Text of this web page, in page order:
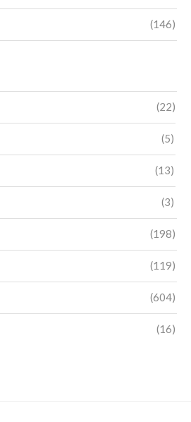
(146)
(22)
(5)
(13)
(3)
(198)
(119)
(604)
(16)